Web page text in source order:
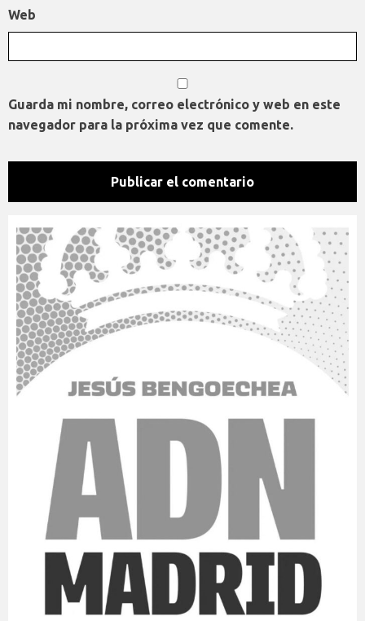
Web
Guarda mi nombre, correo electrónico y web en este
navegador para la próxima vez que comente.